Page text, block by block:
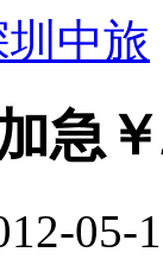
中旅
急￥
05-